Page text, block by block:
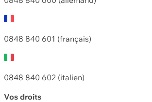
0848 840 601 (français)
0848 840 602 (italien)
Vos droits